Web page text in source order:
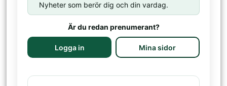
Nyheter som berör dig och din vardag.
Är du redan prenumerant?
Logga in Mina sidor